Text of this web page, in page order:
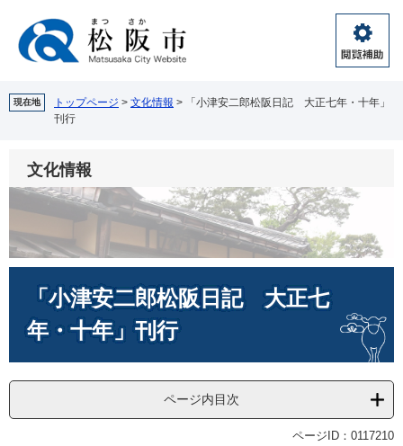
閲
覧
助
現在地 トップページ > 文化情報 >
「小津安二郎松阪日記 大正七年・十年」
刊行
文化情報
「小津安二郎松阪日記 大正七
年・十年」刊行
ページ内目次
ページID：0117210